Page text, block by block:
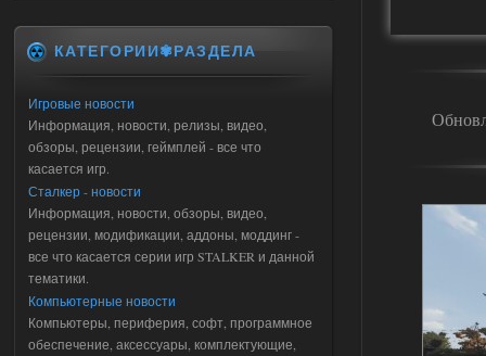
КАТЕГОРИИ✾РАЗДЕЛА
Игровые новости
Информация, новости, релизы, видео,
обзоры, рецензии, геймплей - все что
касается игр.
Сталкер - новости
Информация, новости, обзоры, видео,
рецензии, модификации, аддоны, моддинг -
все что касается серии игр STALKER и данной
тематики.
Компьютерные новости
Компьютеры, периферия, софт, программное
обеспечение, аксессуары, комплектующие,